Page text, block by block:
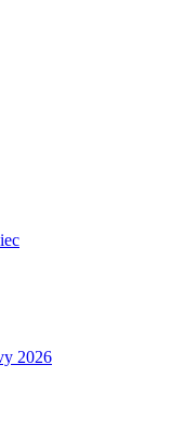
2026